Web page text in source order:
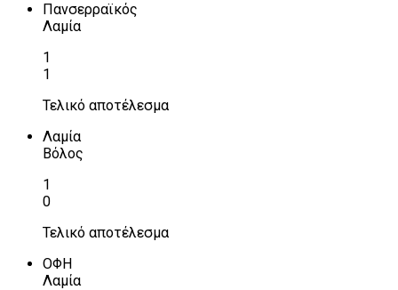
Πανσερραϊκός
Λαμία
1
1
Τελικό αποτέλεσμα
Λαμία
Βόλος
1
0
Τελικό αποτέλεσμα
ΟΦΗ
Λαμία